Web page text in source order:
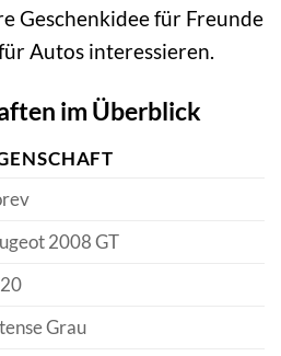
Geschenkidee für Freunde
Autos interessieren.
im Überblick
2008 GT
Grau